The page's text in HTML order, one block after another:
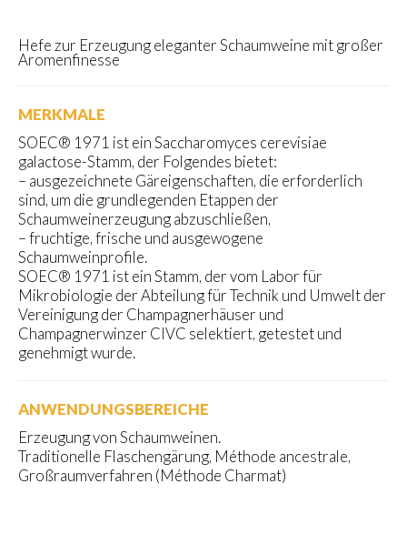
Hefe zur Erzeugung eleganter Schaumweine mit großer
Aromenfinesse
MERKMALE
SOEC® 1971 ist ein Saccharomyces cerevisiae
galactose-Stamm, der Folgendes bietet:
– ausgezeichnete Gäreigenschaften, die erforderlich
sind, um die grundlegenden Etappen der
Schaumweinerzeugung abzuschließen,
– fruchtige, frische und ausgewogene
Schaumweinprofile.
SOEC® 1971 ist ein Stamm, der vom Labor für
Mikrobiologie der Abteilung für Technik und Umwelt der
Vereinigung der Champagnerhäuser und
Champagnerwinzer CIVC selektiert, getestet und
genehmigt wurde.
ANWENDUNGSBEREICHE
Erzeugung von Schaumweinen.
Traditionelle Flaschengärung, Méthode ancestrale,
Großraumverfahren (Méthode Charmat)